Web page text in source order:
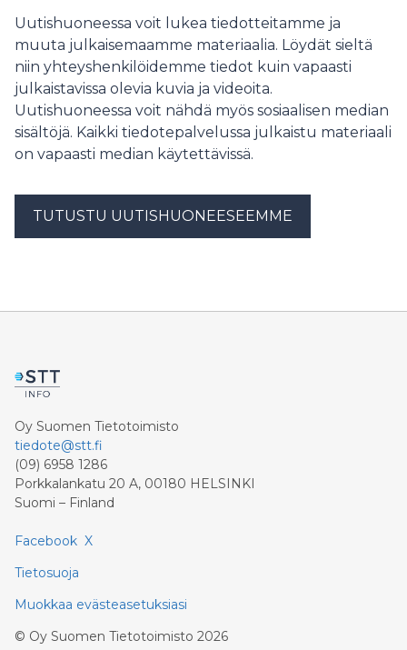
nousi selvästi muiden yläpuolelle: Arttu Wiskarin
Uutishuoneessa voit lukea tiedotteitamme ja
muuta julkaisemaamme materiaalia. Löydät sieltä
niin yhteyshenkilöidemme tiedot kuin vapaasti
julkaistavissa olevia kuvia ja videoita.
Uutishuoneessa voit nähdä myös sosiaalisen median
sisältöjä. Kaikki tiedotepalvelussa julkaistu materiaali
on vapaasti median käytettävissä.
TUTUSTU UUTISHUONEESEEMME
Oy Suomen Tietotoimisto
tiedote@stt.fi
(09) 6958 1286
Porkkalankatu 20 A, 00180 HELSINKI
Suomi – Finland
Facebook X
Tietosuoja
Muokkaa evästeasetuksiasi
© Oy Suomen Tietotoimisto 2026